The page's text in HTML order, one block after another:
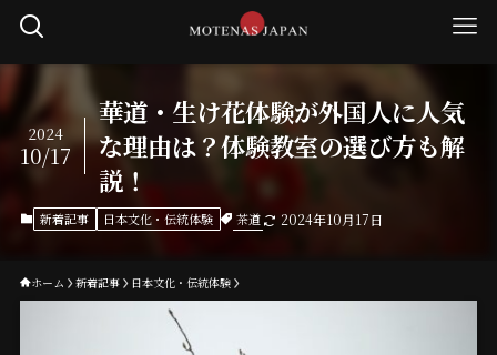
華道・生け花体験が外国人に人気
な理由は？体験教室の選び方も解
説！
2024
10/17
新着記事 日本文化・伝統体験 茶道 2024年10月17日
ホーム 新着記事 日本文化・伝統体験